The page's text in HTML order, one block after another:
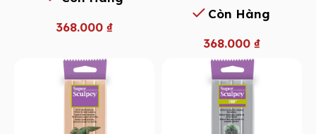
368.000 ₫
Còn Hàng
368.000 ₫